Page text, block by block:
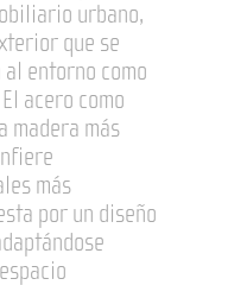
urbano,
que se
entorno como
acero como
madera más
más
por un diseño